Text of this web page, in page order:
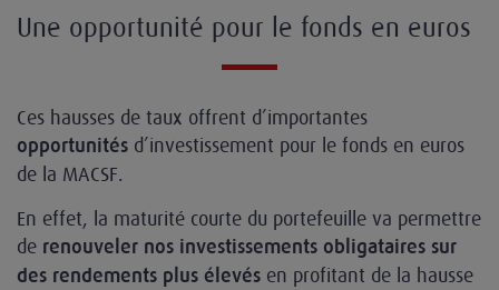
Une opportunité pour le fonds en euros
Ces hausses de taux offrent d’importantes
opportunités d’investissement pour le fonds en euros
de la MACSF.
En effet, la maturité courte du portefeuille va permettre
de renouveler nos investissements obligataires sur
des rendements plus élevés en profitant de la hausse